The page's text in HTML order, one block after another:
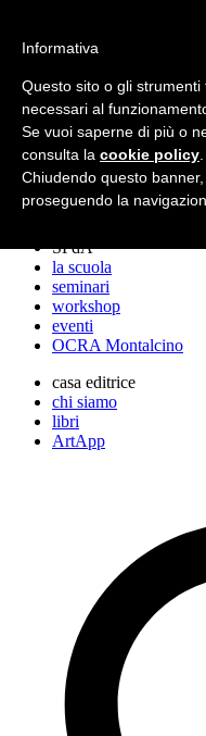
archos
lo studio
progetti
lectures
stampa
SPdA
la scuola
seminari
workshop
eventi
OCRA Montalcino
casa editrice
chi siamo
libri
ArtApp
Informativa
Questo sito o gli
necessari al
Se vuoi saperne di più o
consulta la cookie policy
Chiudendo questo
proseguendo la